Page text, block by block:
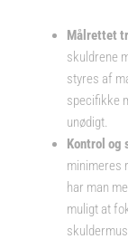
Målrettet
skuldrene
styres af
specifikke
unødigt.
Kontrol og
minimeres
har man
muligt at